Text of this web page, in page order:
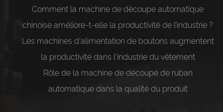
Comment la machine de découpe automatique
chinoise améliore-t-elle la productivité de l’industrie ?
Les machines d'alimentation de boutons augmentent
la productivité dans l'industrie du vêtement
Rôle de la machine de découpe de ruban
automatique dans la qualité du produit